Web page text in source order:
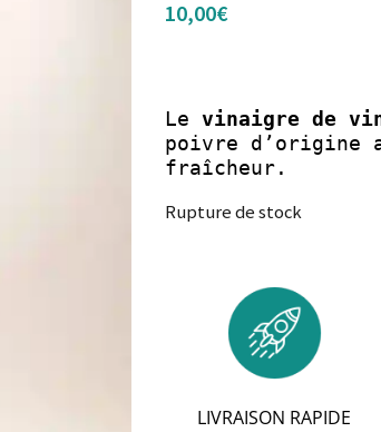
10,00€
Le vinaigre de
poivre d’origine
fraîcheur.
Rupture de stock
LIVRAISON RAPIDE